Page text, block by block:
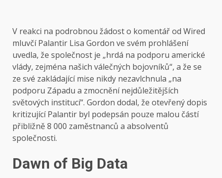
V reakci na podrobnou žádost o komentář od Wired
mluvčí Palantir Lisa Gordon ve svém prohlášení
uvedla, že společnost je „hrdá na podporu americké
vlády, zejména našich válečných bojovníků“, a že se
ze své zakládající mise nikdy nezavlchnula „na
podporu Západu a zmocnění nejdůležitějších
světových institucí“. Gordon dodal, že otevřený dopis
kritizující Palantir byl podepsán pouze malou částí
přibližně 8 000 zaměstnanců a absolventů
společnosti.
Dawn of Big Data